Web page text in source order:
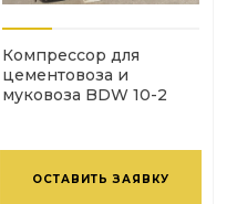
Компрессор для
цементовоза и
муковоза BDW 10-2
ОСТАВИТЬ ЗАЯВКУ